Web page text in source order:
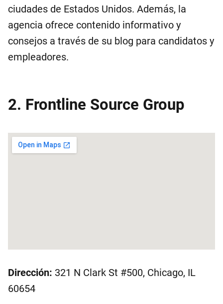
ciudades de Estados Unidos. Además, la
agencia ofrece contenido informativo y
consejos a través de su blog para candidatos y
empleadores.
2. Frontline Source Group
Dirección: 321 N Clark St #500, Chicago, IL
60654